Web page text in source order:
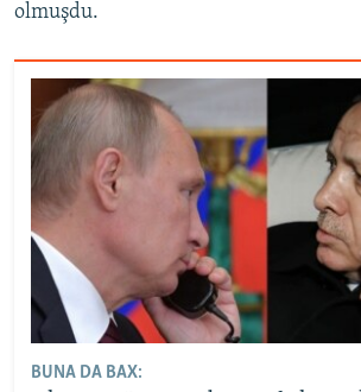
olmuşdu.
BUNA DA BAX: